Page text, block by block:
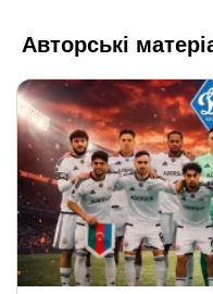
Авторські